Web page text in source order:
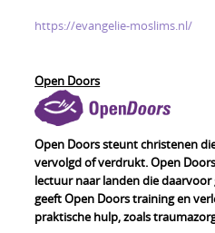
https://evangelie-moslims.nl/
Open Doors
Open Doors steunt christenen
vervolgd of verdrukt. Open
lectuur naar landen die daarvoor
geeft Open Doors training en
praktische hulp, zoals